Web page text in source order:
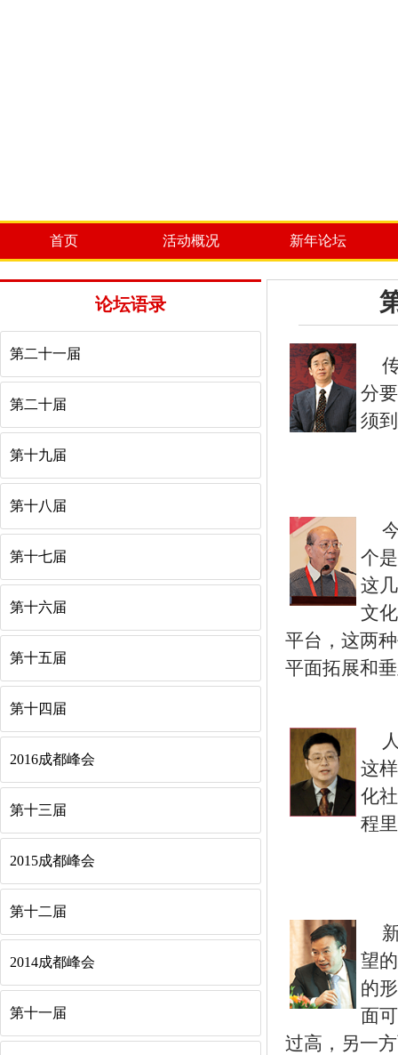
首页 活动概况 新年论坛
论坛语录
第二十一届
第二十届
第十九届
第十八届
第十七届
第十六届
第十五届
第十四届
2016成都峰会
第十三届
2015成都峰会
第十二届
2014成都峰会
第十一届
分
须
个
这
文
平台，这两
平面拓展和
这
化
程
望
的
面
过高，另一